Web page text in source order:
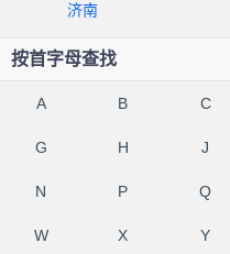
济南
按首字母查找
A B C
G H J
N P Q
W X Y